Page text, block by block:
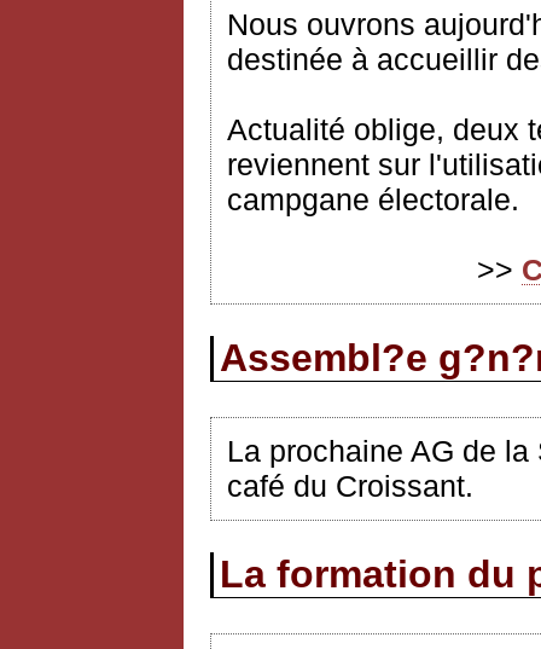
Nous ouvrons
destinée à accueillir
Actualité oblige, deux
reviennent sur
campgane électorale.
>>
Assembl?e
La prochaine AG de
café du Croissant.
La formation du